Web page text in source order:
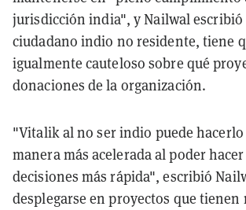
jurisdicción india", y Nailwal escribió
ciudadano indio no residente, tiene
igualmente cauteloso sobre qué
donaciones de la organización.
"Vitalik al no ser indio puede hacerlo
manera más acelerada al poder
decisiones más rápida", escribió
desplegarse en proyectos que tienen